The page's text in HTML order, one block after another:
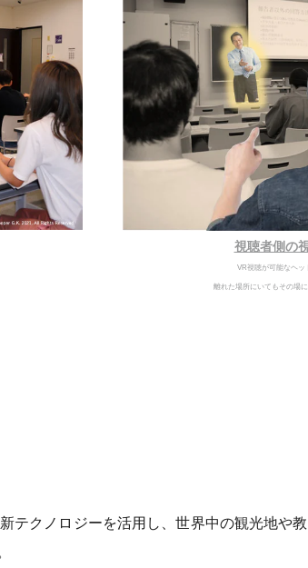
視聴者側の
VR視聴が可能なヘッ
離れた場所にいてもその場
テクノロジーを活用し、世界中の観光地や